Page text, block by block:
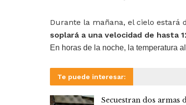
Durante la mañana, el cielo estará
soplará a una velocidad de hasta
En horas de la noche, la temperatura
Te puede interesar:
Secuestran dos armas